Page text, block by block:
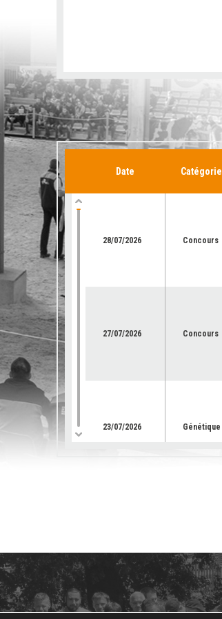
Date Catégorie
28/07/2026 Concours
27/07/2026 Concours
23/07/2026 Génétique
02/07/2026 Génétique